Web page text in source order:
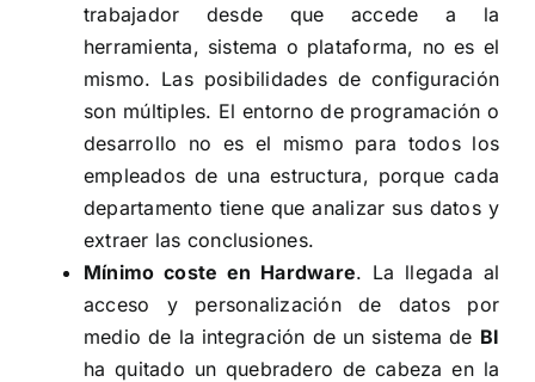
trabajador desde que accede a la
herramienta, sistema o plataforma, no es el
mismo. Las posibilidades de configuración
son múltiples. El entorno de programación o
desarrollo no es el mismo para todos los
empleados de una estructura, porque cada
departamento tiene que analizar sus datos y
extraer las conclusiones.
Mínimo coste en Hardware. La llegada al
acceso y personalización de datos por
medio de la integración de un sistema de BI
ha quitado un quebradero de cabeza en la